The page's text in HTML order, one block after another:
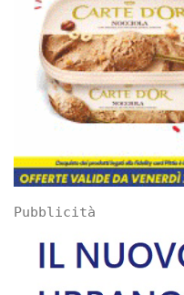
Pubblicità